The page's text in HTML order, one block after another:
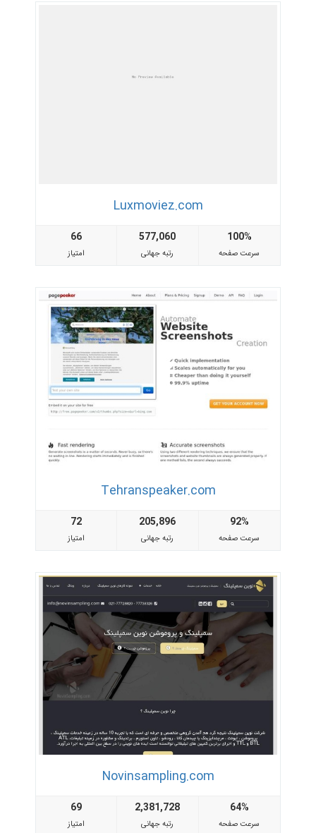
Luxmoviez.com
66
امتیاز
577,060
رتبه جهانی
100%
سرعت صفحه
Tehranspeaker.com
72
امتیاز
205,896
رتبه جهانی
92%
سرعت صفحه
Novinsampling.com
69
امتیاز
2,381,728
رتبه جهانی
64%
سرعت صفحه